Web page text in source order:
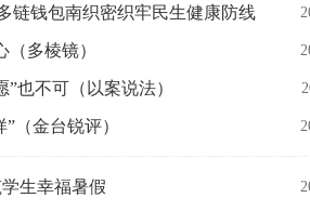
链钱包南织密织牢民生健康防线
多棱镜）
也不可（以案说法）
（金台锐评）
生幸福暑假